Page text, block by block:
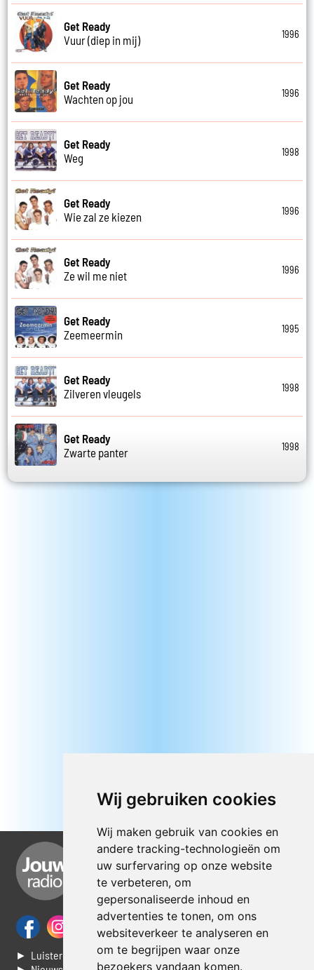
Wij gebruiken cookies
Wij maken gebruik van cookies en
andere tracking-technologieën om
uw surfervaring op onze website
te verbeteren, om
gepersonaliseerde inhoud en
advertenties te tonen, om ons
websiteverkeer te analyseren en
om te begrijpen waar onze
bezoekers vandaan komen.
Get Ready
Vuur (diep in mij)
1996
Get Ready
Wachten op jou
1996
Get Ready
Weg
1998
Get Ready
Wie zal ze kiezen
1996
Get Ready
Ze wil me niet
1996
Get Ready
Zeemeermin
1995
Get Ready
Zilveren vleugels
1998
Get Ready
Zwarte panter
1998
► Luisteren naar Jouwradio